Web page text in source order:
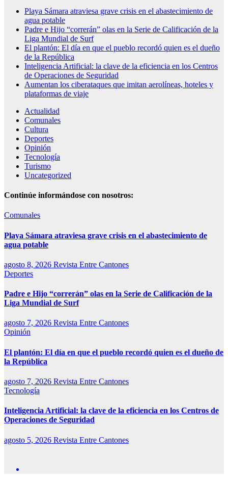
Playa Sámara atraviesa grave crisis en el abastecimiento de
agua potable
Padre e Hijo “correrán” olas en la Serie de Calificación de la
Liga Mundial de Surf
El plantón: El día en que el pueblo recordó quien es el dueño
de la República
Inteligencia Artificial: la clave de la eficiencia en los Centros
de Operaciones de Seguridad
Aumentan los ciberataques que imitan aerolíneas, hoteles y
plataformas de viaje
Actualidad
Comunales
Cultura
Deportes
Opinión
Tecnología
Turismo
Uncategorized
Continúe informándose con nosotros:
Comunales
Playa Sámara atraviesa grave crisis en el abastecimiento de
agua potable
agosto 8, 2026 Revista Entre Cantones
Deportes
Padre e Hijo “correrán” olas en la Serie de Calificación de la
Liga Mundial de Surf
agosto 7, 2026 Revista Entre Cantones
Opinión
El plantón: El día en que el pueblo recordó quien es el dueño de
la República
agosto 7, 2026 Revista Entre Cantones
Tecnología
Inteligencia Artificial: la clave de la eficiencia en los Centros de
Operaciones de Seguridad
agosto 5, 2026 Revista Entre Cantones